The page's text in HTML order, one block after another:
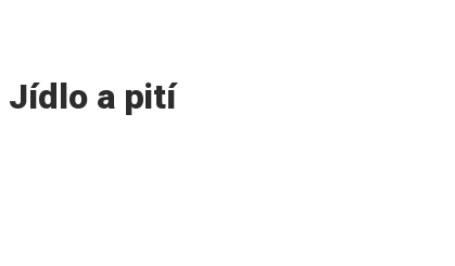
Jídlo a pití